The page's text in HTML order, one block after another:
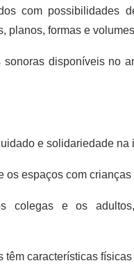
com possibilidades
planos, formas e
sonoras disponíveis no
e solidariedade
os espaços com
colegas e os
têm características